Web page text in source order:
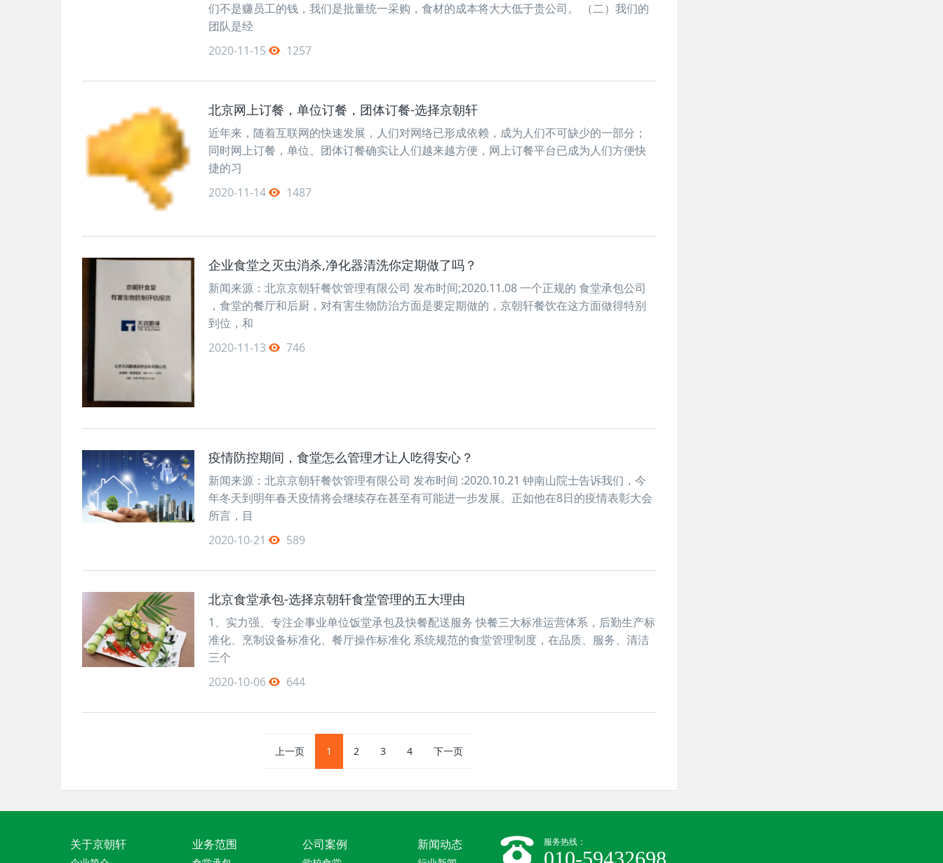
们不是赚员工的钱，我们是批量统一采购，食材的成本将大大低于贵公司。 （二）我们的
团队是经
2020-11-15
1257
北京网上订餐，单位订餐，团体订餐-选择京朝轩
近年来，随着互联网的快速发展，人们对网络已形成依赖，成为人们不可缺少的一部分；
同时网上订餐，单位、团体订餐确实让人们越来越方便，网上订餐平台已成为人们方便快
捷的习
2020-11-14
1487
企业食堂之灭虫消杀,净化器清洗你定期做了吗？
新闻来源：北京京朝轩餐饮管理有限公司 发布时间;2020.11.08 一个正规的 食堂承包公司
，食堂的餐厅和后厨，对有害生物防治方面是要定期做的，京朝轩餐饮在这方面做得特别
到位，和
2020-11-13
746
疫情防控期间，食堂怎么管理才让人吃得安心？
新闻来源：北京京朝轩餐饮管理有限公司 发布时间 :2020.10.21 钟南山院士告诉我们，今
年冬天到明年春天疫情将会继续存在甚至有可能进一步发展。正如他在8日的疫情表彰大会
所言，目
2020-10-21
589
北京食堂承包-选择京朝轩食堂管理的五大理由
1、实力强、专注企事业单位饭堂承包及快餐配送服务 快餐三大标准运营体系，后勤生产标
准化、烹制设备标准化、餐厅操作标准化 系统规范的食堂管理制度，在品质、服务、清洁
三个
2020-10-06
644
上一页 1 2 3 4 下一页
关于京朝轩 业务范围 公司案例 新闻动态 服务热线：